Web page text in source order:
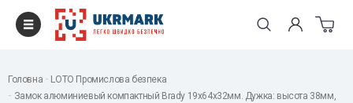
Головна
LOTO Промислова безпека
Замок алюминиевый компактный Brady 19х64х32мм. Дужка: высота 38мм,